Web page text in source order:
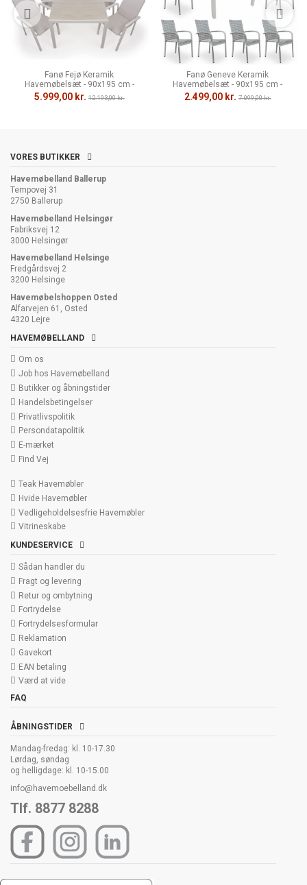
Fanø Fejø Keramik
Havemøbelsæt - 90x195 cm -
Gråhvid/Beige
5.999,00 kr. 12.193,00 kr.
Fanø Geneve Keramik
Havemøbelsæt - 90x195 cm -
Lysgrå
2.499,00 kr. 7.099,00 kr.
VORES BUTIKKER
Havemøbelland Ballerup
Tempovej 31
2750 Ballerup
Havemøbelland Helsingør
Fabriksvej 12
3000 Helsingør
Havemøbelland Helsinge
Fredgårdsvej 2
3200 Helsinge
Havemøbelshoppen Osted
Alfarvejen 61, Osted
4320 Lejre
HAVEMØBELLAND
Om os
Job hos Havemøbelland
Butikker og åbningstider
Handelsbetingelser
Privatlivspolitik
Persondatapolitik
E-mærket
Find Vej
Teak Havemøbler
Hvide Havemøbler
Vedligeholdelsesfrie Havemøbler
Vitrineskabe
KUNDESERVICE
Sådan handler du
Fragt og levering
Retur og ombytning
Fortrydelse
Fortrydelsesformular
Reklamation
Gavekort
EAN betaling
Værd at vide
FAQ
ÅBNINGSTIDER
Mandag-fredag: kl. 10-17.30
Lørdag, søndag
og helligdage: kl. 10-15.00
info@havemoebelland.dk
Tlf. 8877 8288